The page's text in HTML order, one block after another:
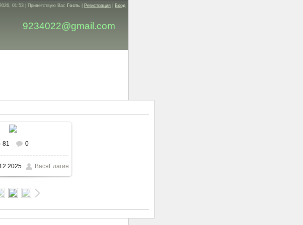
01:53 | Приветствую Вас Гость Регистрация Вход
9234022@gmail.com
размере
/ 817.5Kb
81 0
ВасяЕлагин